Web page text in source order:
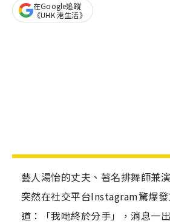
在Google追蹤
《UHK 港生活》
藝人湯怡的丈夫、著名排舞師兼
突然在社交平台Instagram驚爆
道：「我哋終於分手」，消息一